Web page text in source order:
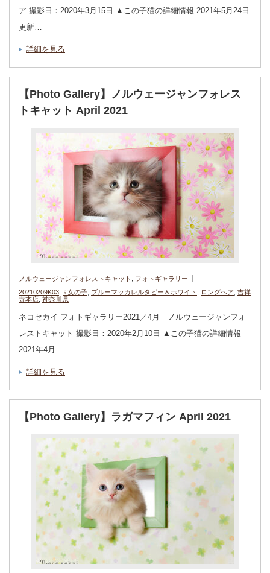
ア 撮影日：2020年3月15日 ▲この子猫の詳細情報 2021年5月24日
更新…
詳細を見る
【Photo Gallery】ノルウェージャンフォレス
トキャット April 2021
ノルウェージャンフォレストキャット
フォトギャラリー
20210209K03
♀女の子 ブルーマッカレルタビー＆ホワイト ロングヘア 吉祥
寺本店 神奈川県
ネコセカイ フォトギャラリー2021／4月 ノルウェージャンフォ
レストキャット 撮影日：2020年2月10日 ▲この子猫の詳細情報
2021年4月…
詳細を見る
【Photo Gallery】ラガマフィン April 2021